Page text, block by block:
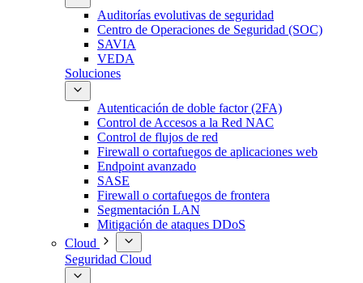
Auditorías evolutivas de seguridad
Centro de Operaciones de Seguridad (SOC)
SAVIA
VEDA
Soluciones
Autenticación de doble factor (2FA)
Control de Accesos a la Red NAC
Control de flujos de red
Firewall o cortafuegos de aplicaciones web
Endpoint avanzado
SASE
Firewall o cortafuegos de frontera
Segmentación LAN
Mitigación de ataques DDoS
Cloud
Seguridad Cloud